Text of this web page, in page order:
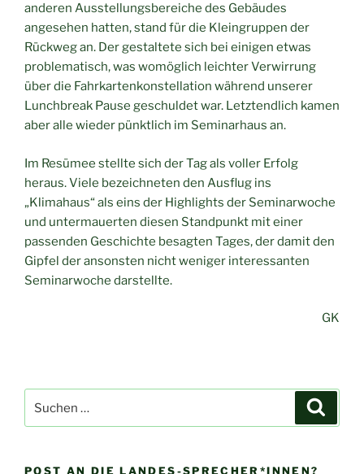
anderen Ausstellungsbereiche des Gebäudes
angesehen hatten, stand für die Kleingruppen der
Rückweg an. Der gestaltete sich bei einigen etwas
problematisch, was womöglich leichter Verwirrung
über die Fahrkartenkonstellation während unserer
Lunchbreak Pause geschuldet war. Letztendlich kamen
aber alle wieder pünktlich im Seminarhaus an.
Im Resümee stellte sich der Tag als voller Erfolg
heraus. Viele bezeichneten den Ausflug ins
„Klimahaus“ als eins der Highlights der Seminarwoche
und untermauerten diesen Standpunkt mit einer
passenden Geschichte besagten Tages, der damit den
Gipfel der ansonsten nicht weniger interessanten
Seminarwoche darstellte.
GK
nach:
POST AN DIE LANDES-SPRECHER*INNEN?